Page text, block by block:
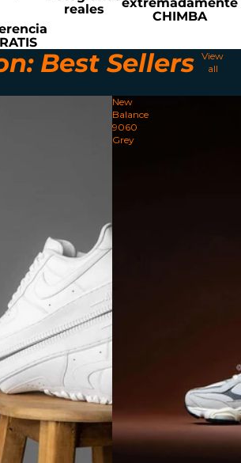
reales
CHIMBA
Best Sellers
View
all
New
Balance
9060
Grey